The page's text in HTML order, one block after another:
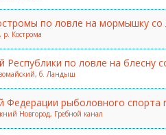
по ловле на мормышку со
р. Кострома
Республики по ловле на блесну
б. Ландыш
Федерации рыболовного
Новгород, Гребной канал